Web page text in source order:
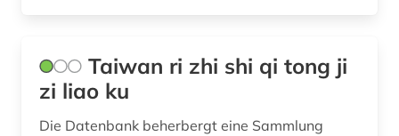
Taiwan ri zhi shi qi tong ji
zi liao ku
Die Datenbank beherbergt eine Sammlung